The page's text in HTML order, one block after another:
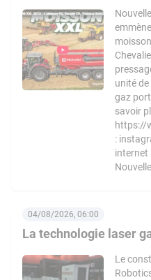
unité
gaz
savoir
https://
:
La technologie laser
04/08/2026, 06:00
Le